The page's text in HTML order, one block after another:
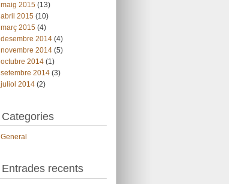
maig 2015(13)
abril 2015(10)
març 2015(4)
desembre 2014(4)
novembre 2014(5)
octubre 2014(1)
setembre 2014(3)
juliol 2014(2)
Categories
General
Entrades recents